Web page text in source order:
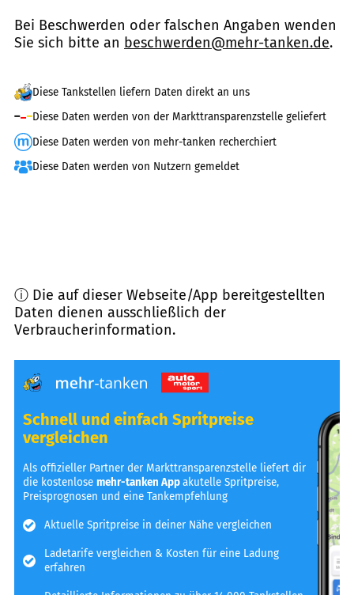
Bei Beschwerden oder falschen Angaben wenden
Sie sich bitte an beschwerden@mehr-tanken.de.
Diese Tankstellen liefern Daten direkt an uns
Diese Daten werden von der Markttransparenzstelle geliefert
Diese Daten werden von mehr-tanken recherchiert
Diese Daten werden von Nutzern gemeldet
ⓘ Die auf dieser Webseite/App bereitgestellten
Daten dienen ausschließlich der
Verbraucherinformation.
Schnell und einfach Spritpreise
vergleichen
Als offizieller Partner der Markttransparenzstelle liefert dir
die kostenlosemehr-tanken Appakutelle Spritpreise,
Preisprognosen und eine Tankempfehlung
Aktuelle Spritpreise in deiner Nähe vergleichen
Ladetarife vergleichen & Kosten für eine Ladung
erfahren